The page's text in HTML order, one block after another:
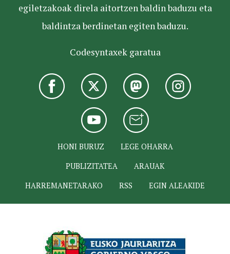
egiletzakoak direla aitortzen baldin baduzu eta
baldintza berdinetan egiten baduzu.
Codesyntaxek garatua
HONI BURUZ
LEGE OHARRA
PUBLIZITATEA
ARAUAK
HARREMANETARAKO
RSS EGIN ALEAKIDE